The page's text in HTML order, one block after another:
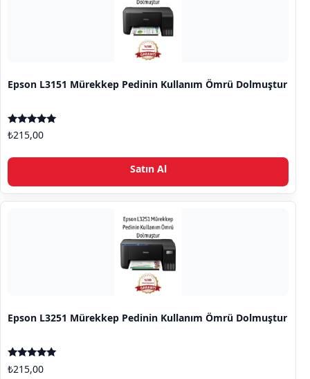
Epson L3151 Mürekkep Pedinin Kullanım Ömrü Dolmuştur
5 üzerinden
5.00
₺215,00
Satın Al
Epson L3251 Mürekkep Pedinin Kullanım Ömrü Dolmuştur
5 üzerinden
5.00
₺215,00